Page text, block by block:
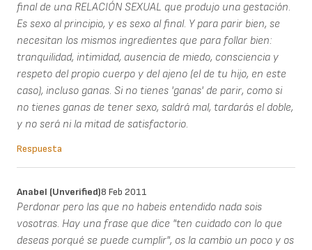
final de una RELACIÓN SEXUAL que produjo una gestación.
Es sexo al principio, y es sexo al final. Y para parir bien, se
necesitan los mismos ingredientes que para follar bien:
tranquilidad, intimidad, ausencia de miedo, consciencia y
respeto del propio cuerpo y del ajeno (el de tu hijo, en este
caso), incluso ganas. Si no tienes 'ganas' de parir, como si
no tienes ganas de tener sexo, saldrá mal, tardarás el doble,
y no será ni la mitad de satisfactorio.
Respuesta
Anabel (unverified)8 Feb 2011
Perdonar pero las que no habeis entendido nada sois
vosotras. Hay una frase que dice "ten cuidado con lo que
deseas porqué se puede cumplir", os la cambio un poco y os